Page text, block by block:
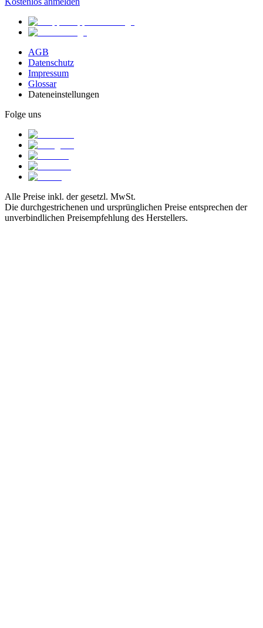
AGB
Datenschutz
Impressum
Glossar
Dateneinstellungen
Folge uns
Alle Preise inkl. der gesetzl. MwSt.
Die durchgestrichenen und ursprünglichen Preise entsprechen der
unverbindlichen Preisempfehlung des Herstellers.